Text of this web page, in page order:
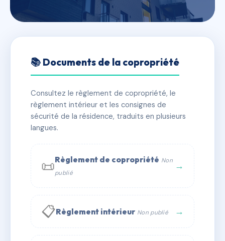
20 Fossés Patris
✓ Immatriculée 🏠 5 lots 🏗 1 bâtiment(s)
📞 Contacter Syndic Digital
📚 Documents de la copropriété
Consultez le règlement de copropriété, le
règlement intérieur et les consignes de
sécurité de la résidence, traduits en plusieurs
langues.
📜Règlement de copropriété Non
publié
→
📋Règlement intérieur Non publié →